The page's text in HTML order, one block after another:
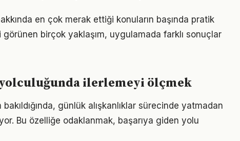
en çok merak ettiği konuların başında pratik
birçok yaklaşım, uygulamada farklı sonuçlar
ilerlemeyi ölçmek
günlük alışkanlıklar sürecinde yatmadan
Bu özelliğe odaklanmak, başarıya giden yolu